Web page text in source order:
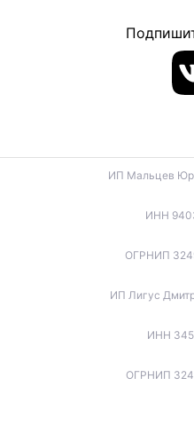
ИП Мальцев
ИНН
ОГРНИП
ИП Лигус
ИНН
ОГРНИП